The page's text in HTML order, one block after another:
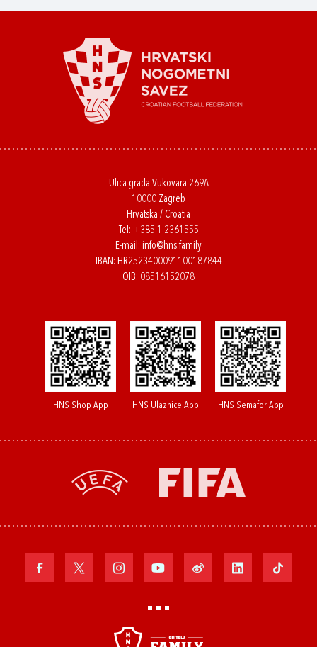
Ulica grada Vukovara 269A
10000 Zagreb
Hrvatska / Croatia
Tel: +385 1 2361555
E-mail: info@hns.family
IBAN: HR2523400091100187844
OIB: 08516152078
HNS Shop App HNS Ulaznice App HNS Semafor App